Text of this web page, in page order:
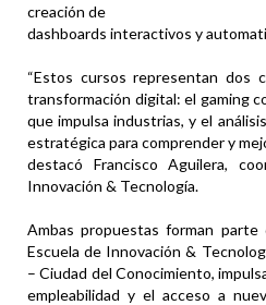
creación de
dashboards interactivos y
“Estos cursos representan dos
transformación digital: el gaming
que impulsa industrias, y el
estratégica para comprender y
destacó Francisco Aguilera,
Innovación & Tecnología.
Ambas propuestas forman
Escuela de Innovación &
– Ciudad del Conocimiento,
empleabilidad y el acceso a